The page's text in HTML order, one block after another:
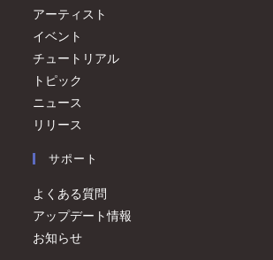
アーティスト
イベント
チュートリアル
トピック
ニュース
リリース
サポート
よくある質問
アップデート情報
お知らせ